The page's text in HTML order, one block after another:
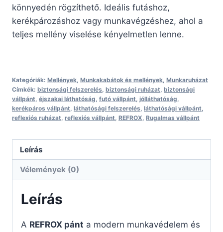
könnyedén rögzíthető. Ideális futáshoz,
kerékpározáshoz vagy munkavégzéshez, ahol a
teljes mellény viselése kényelmetlen lenne.
Kategóriák: Mellények, Munkakabátok és mellények, Munkaruházat
Címkék: biztonsági felszerelés, biztonsági ruházat, biztonsági
vállpánt, éjszakai láthatóság, futó vállpánt, jólláthatóság,
kerékpáros vállpánt, láthatósági felszerelés, láthatósági vállpánt,
reflexiós ruházat, reflexiós vállpánt, REFROX, Rugalmas vállpánt
Leírás
Vélemények (0)
Leírás
A REFROX pánt a modern munkavédelem és